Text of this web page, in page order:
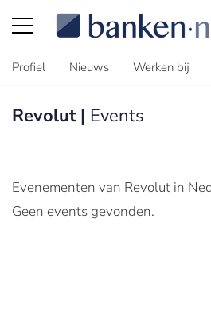
Profiel Nieuws Werken bij
Revolut | Events
Evenementen van Revolut in
Geen events gevonden.